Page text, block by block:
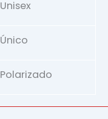
Unisex
Único
Polarizado